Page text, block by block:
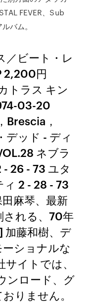
FEVER、Sub
バム。
／ビート・レ
2,200円
トラス キン
03-20
Brescia，
デッド - ディ
ネブラ
26 - 73 ユタ
2 - 28 - 73
麻琴、最新
される、70年
加藤和樹、デ
ショナルな
イトでは、
ンロード、グ
りません。